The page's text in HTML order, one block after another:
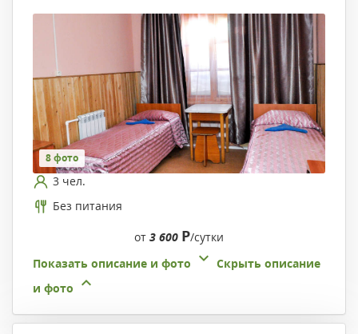
8 фото
3 чел.
Без питания
от 3 600 Р/сутки
Показать описание и фото
Скрыть описание
и фото